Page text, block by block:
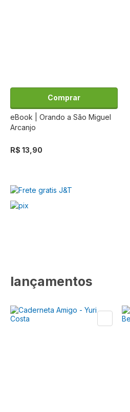
Comprar
eBook | Orando a São Miguel
Arcanjo
R$ 13,90
lançamentos